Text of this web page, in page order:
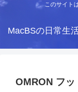
このサイト
MacBSの日常生
OMRON フ